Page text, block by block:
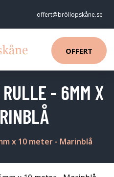
offert@bröllopskåne.se
OFFERT
- 6MM X
x 10 meter - Marinblå